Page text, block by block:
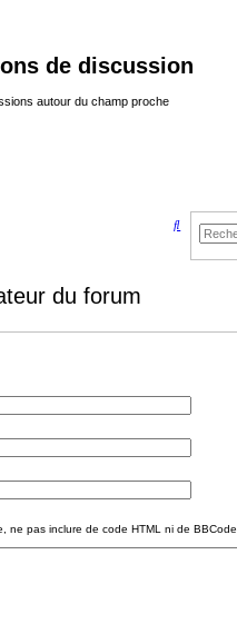
de discussion
autour du champ proche
R
e
e
du forum
ne pas inclure de code HTML ni de